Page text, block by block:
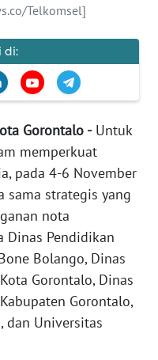
Telkomsel]
di:
Gorontalo -Untuk
memperkuat
pada 4-6 November
sama strategis yang
nota
Dinas Pendidikan
Bolango, Dinas
Gorontalo, Dinas
Gorontalo,
dan Universitas